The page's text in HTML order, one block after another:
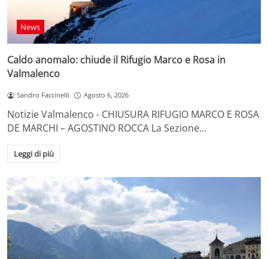
News
Caldo anomalo: chiude il Rifugio Marco e Rosa in
Valmalenco
Sandro Faccinelli Agosto 6, 2026
Notizie Valmalenco - CHIUSURA RIFUGIO MARCO E ROSA
DE MARCHI – AGOSTINO ROCCA La Sezione…
Leggi di più